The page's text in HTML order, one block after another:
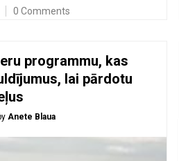
0 Comments
programmu, kas
lai pārdotu
Anete Blaua